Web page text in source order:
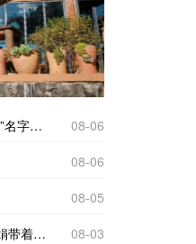
火把节，想告诉你一个关于“彝族”名字的故事
08-06
08-06
08-05
临沧到底多凉快？气象分析师张娟带着仪器来实测
08-03